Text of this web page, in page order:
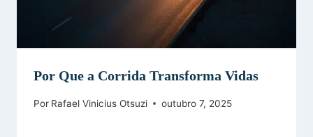
Por Que a Corrida Transforma Vidas
Por Rafael Vinicius Otsuzi outubro 7, 2025